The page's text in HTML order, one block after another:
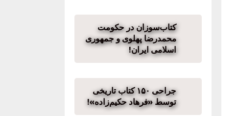
کتاب‌سوزان در حکومت
محمدرضا پهلوی و جمهوری
اسلامی ایران!
جراحی ۱۵۰ کتاب تاریخی
توسط «فرهاد حکیم‌زاده»!